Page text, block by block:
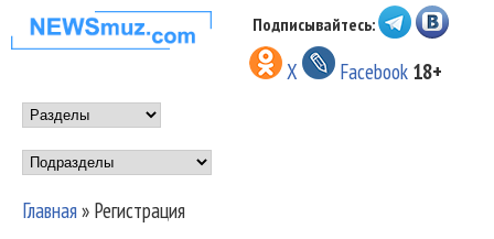
Перейти к основному
содержанию
НОВОСТИ
МУЗЫКИ И
ШОУ БИЗНЕСА
NEWSMUZ.COM
Подписывайтесь:
X Facebook 18+
Main menu
Подразделы
Главная» Регистрация